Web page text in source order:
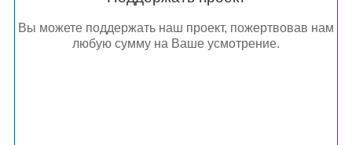
Вы можете поддержать наш проект, пожертвовав нам
любую сумму на Ваше усмотрение.